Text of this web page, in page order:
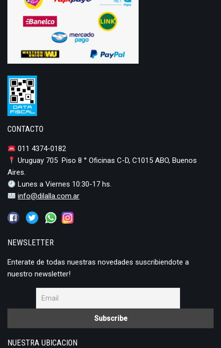
CONTACTO
011 4374-0182
Uruguay 705 Piso 8 ° Oficinas C-D, C1015 ABO, Buenos
Aires.
Lunes a Viernes 10:30-17 hs.
info@dilalla.com.ar
NEWSLETTER
Enterate de todas nuestras novedades suscribiendote a
nuestro newsletter!
NUESTRA UBICACION